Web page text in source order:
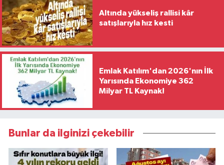
Altında yükseliş rallisi kâr
satışlarıyla hız kesti
Emlak Katılım'dan 2026'nın İlk
Yarısında Ekonomiye 362
Milyar TL Kaynak!
Bunlar da ilginizi çekebilir